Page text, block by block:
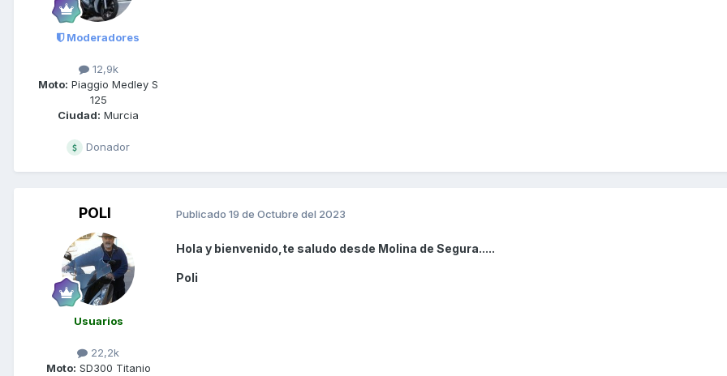
Moderadores
12,9k
Moto: Piaggio Medley S
125
Ciudad: Murcia
Donador
POLI
Usuarios
22,2k
Moto: SD300 Titanio
Publicado 19 de Octubre del 2023
Hola y bienvenido,te saludo desde Molina de Segura.....
Poli